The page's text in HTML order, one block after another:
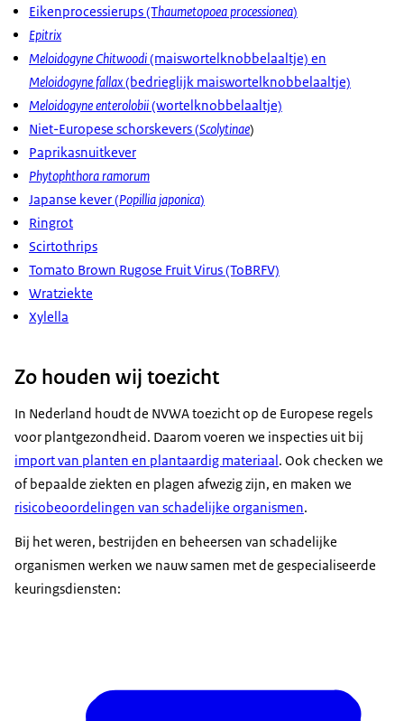
Eikenprocessierups (Thaumetopoea processionea)
Epitrix
Meloidogyne Chitwoodi(maiswortelknobbelaaltje) en
Meloidogyne fallax(bedrieglijk maiswortelknobbelaaltje)
Meloidogyne enterolobii(wortelknobbelaaltje)
Niet-Europese schorskevers (Scolytinae)
Paprikasnuitkever
Phytophthora ramorum
Japanse kever (Popillia japonica)
Ringrot
Scirtothrips
Tomato Brown Rugose Fruit Virus (ToBRFV)
Wratziekte
Xylella
Zo houden wij toezicht
In Nederland houdt de NVWA toezicht op de Europese regels
voor plantgezondheid. Daarom voeren we inspecties uit bij
import van planten en plantaardig materiaal. Ook checken we
of bepaalde ziekten en plagen afwezig zijn, en maken we
risicobeoordelingen van schadelijke organismen.
Bij het weren, bestrijden en beheersen van schadelijke
organismen werken we nauw samen met de gespecialiseerde
keuringsdiensten: